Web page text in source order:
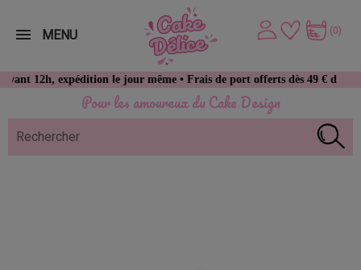
Pour les amoureux du Cake Design
12h, expédition le jour même • Frais de port offerts dès 49 € d’achat
(0)
MENU